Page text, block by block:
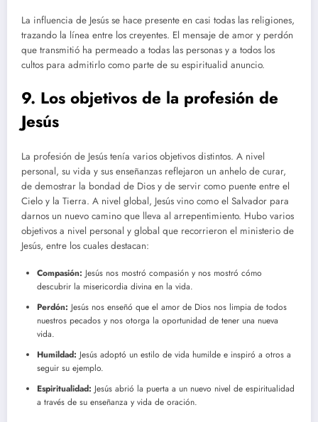
La influencia de Jesús se hace presente en casi todas las religiones,
trazando la línea entre los creyentes. El mensaje de amor y perdón
que transmitió ha permeado a todas las personas y a todos los
cultos para admitirlo como parte de su espiritualid anuncio.
9. Los objetivos de la profesión de
Jesús
La profesión de Jesús tenía varios objetivos distintos. A nivel
personal, su vida y sus enseñanzas reflejaron un anhelo de curar,
de demostrar la bondad de Dios y de servir como puente entre el
Cielo y la Tierra. A nivel global, Jesús vino como el Salvador para
darnos un nuevo camino que lleva al arrepentimiento. Hubo varios
objetivos a nivel personal y global que recorrieron el ministerio de
Jesús, entre los cuales destacan:
Compasión: Jesús nos mostró compasión y nos mostró cómo
descubrir la misericordia divina en la vida.
Perdón: Jesús nos enseñó que el amor de Dios nos limpia de todos
nuestros pecados y nos otorga la oportunidad de tener una nueva
vida.
Humildad: Jesús adoptó un estilo de vida humilde e inspiró a otros a
seguir su ejemplo.
Espiritualidad: Jesús abrió la puerta a un nuevo nivel de espiritualidad
a través de su enseñanza y vida de oración.